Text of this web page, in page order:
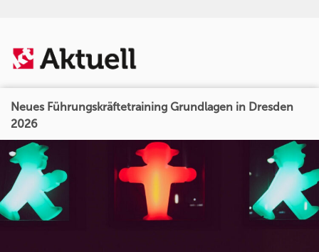
Neues Führungskräftetraining Grundlagen in Dresden
2026